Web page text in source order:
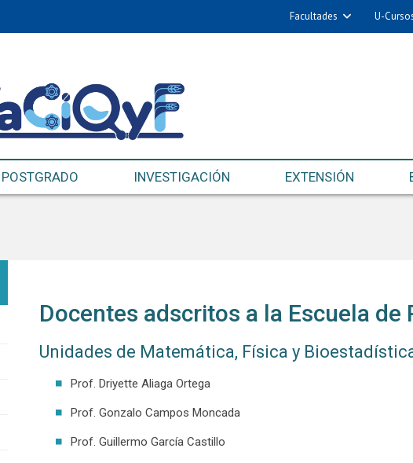
Facultades U-
POSTGRADO INVESTIGACIÓN EXTENSIÓN
Docentes adscritos a la Escuela de
Unidades de Matemática, Física y
Prof. Driyette Aliaga Ortega
Prof. Gonzalo Campos Moncada
Prof. Guillermo García Castillo